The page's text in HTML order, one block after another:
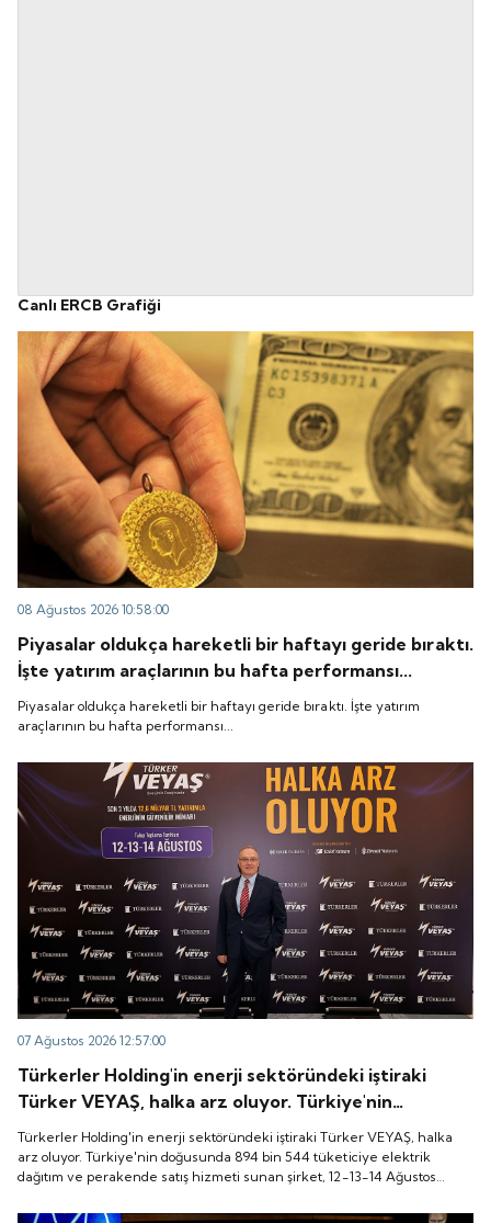
Canlı ERCB Grafiği
08 Ağustos 2026 10:58:00
Piyasalar oldukça hareketli bir haftayı geride bıraktı.
İşte yatırım araçlarının bu hafta performansı...
Piyasalar oldukça hareketli bir haftayı geride bıraktı. İşte yatırım
araçlarının bu hafta performansı...
07 Ağustos 2026 12:57:00
Türkerler Holding'in enerji sektöründeki iştiraki
Türker VEYAŞ, halka arz oluyor. Türkiye'nin
doğusunda 894 bin 544 tüketiciye elektrik dağıtım
ve perakende satış hizmeti sunan şirket, 12-13-14
Ağustos tarihleri arasında pay başına 136 TL fiyatla
Türkerler Holding'in enerji sektöründeki iştiraki Türker VEYAŞ, halka
arz oluyor. Türkiye'nin doğusunda 894 bin 544 tüketiciye elektrik
dağıtım ve perakende satış hizmeti sunan şirket, 12-13-14 Ağustos